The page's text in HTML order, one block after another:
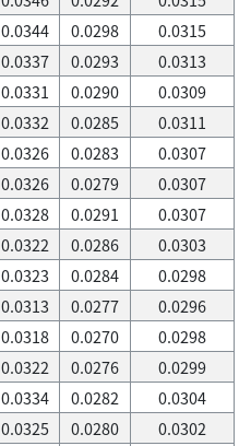
0.0344 0.0298
0.0315
0.0337 0.0293
0.0313
0.0331 0.0290
0.0309
0.0332 0.0285
0.0311
0.0326 0.0283
0.0307
0.0326 0.0279
0.0307
0.0328 0.0291
0.0307
0.0322 0.0286
0.0303
0.0323 0.0284
0.0298
0.0313 0.0277
0.0296
0.0318 0.0270
0.0298
0.0322 0.0276
0.0299
0.0334 0.0282
0.0304
0.0325 0.0280
0.0302